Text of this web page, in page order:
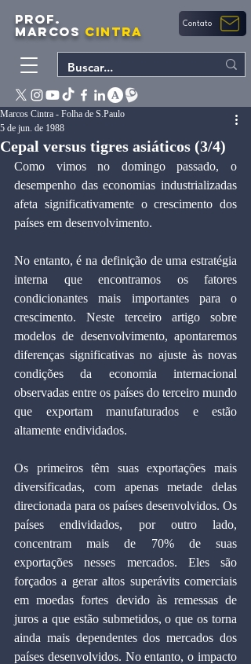
PROF.
MARCOS CINTRA Contato
Cepal versus tigres asiáticos (3/4)
Marcos Cintra - Folha de S.Paulo
5 de jun. de 1988
Como vimos no domingo passado, o
desempenho das economias industrializadas
afeta significativamente o crescimento dos
países em desenvolvimento.
No entanto, é na definição de uma estratégia
interna que encontramos os fatores
condicionantes mais importantes para o
crescimento. Neste terceiro artigo sobre
modelos de desenvolvimento, apontaremos
diferenças significativas no ajuste às novas
condições da economia internacional
observadas entre os países do terceiro mundo
que exportam manufaturados e estão
altamente endividados.
Os primeiros têm suas exportações mais
diversificadas, com apenas metade delas
direcionada para os países desenvolvidos. Os
países endividados, por outro lado,
concentram mais de 70% de suas
exportações nesses mercados. Eles são
forçados a gerar altos superávits comerciais
em moedas fortes devido às remessas de
juros a que estão submetidos, o que os torna
ainda mais dependentes dos mercados dos
países desenvolvidos. No entanto, o impacto